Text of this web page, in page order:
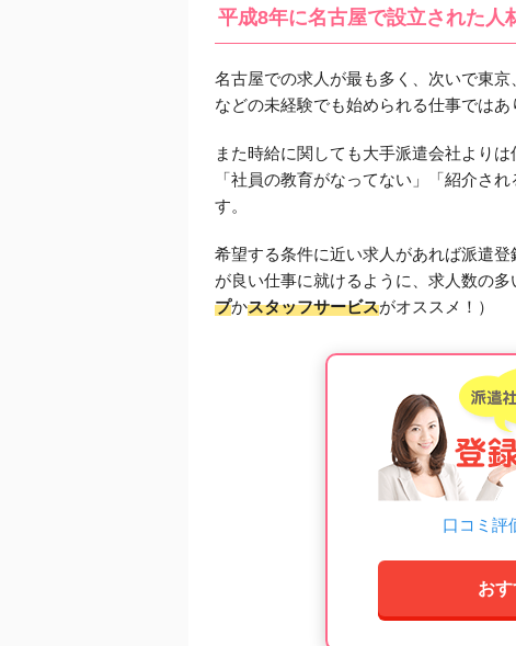
平成8年に名古屋で設立された人
名古屋での求人が最も多く、次いで東
などの未経験でも始められる仕事ではあ
また時給に関しても大手派遣会社より
「社員の教育がなってない」「紹介さ
す。
希望する条件に近い求人があれば派遣
が良い仕事に就けるように、求人数の
プかスタッフサービスがオススメ！）
口コミ評
お